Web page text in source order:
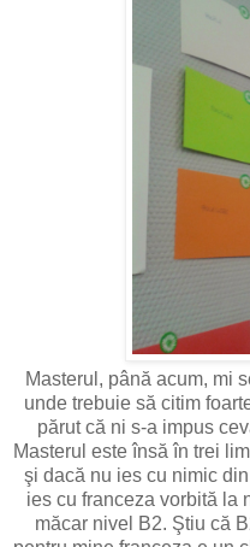
Masterul, până acum, mi
unde trebuie să citim
părut că ni s-a impus
Masterul este însă în trei
şi dacă nu ies cu nimic
ies cu franceza vorbită la
măcar nivel B2. Ştiu că